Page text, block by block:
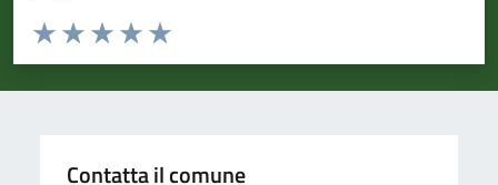
Valuta da 1 a 5 stelle la pagina
Valuta 5 stelle su 5
Valuta 4 stelle su 5
Valuta 3 stelle su 5
Valuta 2 stelle su 5
Valuta 1 stelle su 5
Contatta il comune